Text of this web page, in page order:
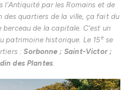
l’Antiquité par les Romains et de
des quartiers de la ville, ça fait du
de la capitale. C’est un
patrimoine historique. Le 15ese
:Sorbonne ; Saint-Victor ;
des Plantes.